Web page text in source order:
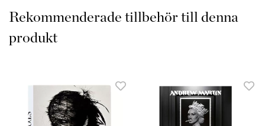
Rekommenderade tillbehör till denna
produkt